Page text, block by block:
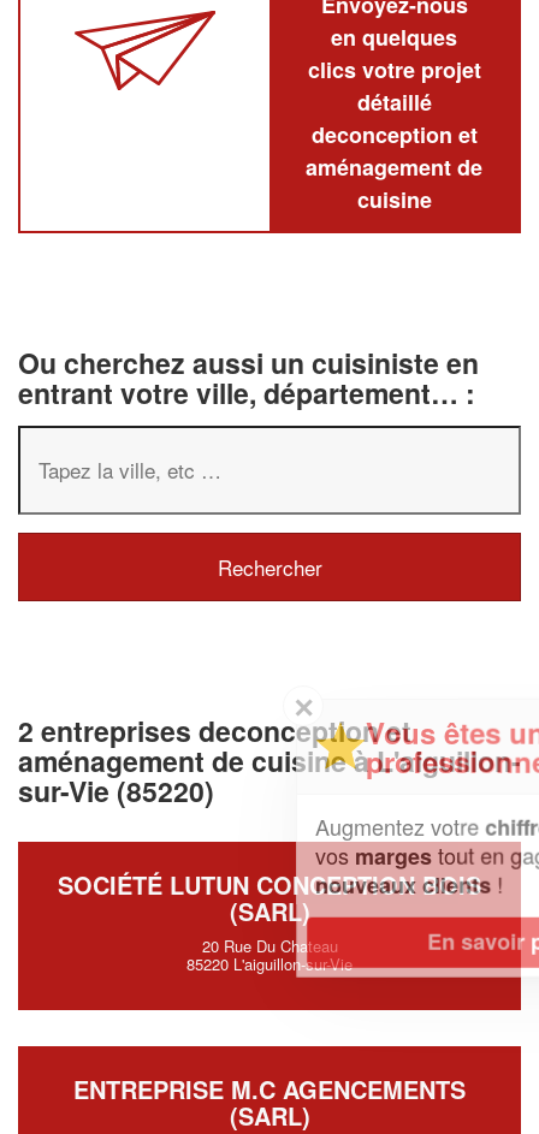
en quelques
clics votre projet
détaillé
deconception et
aménagement de
cuisine
Ou cherchez aussi un cuisiniste en
entrant votre ville, département… :
2 entreprises deconception et
aménagement de cuisine à L'aiguillon-
sur-Vie (85220)
SOCIÉTÉ LUTUN CONCEPTION BOIS
(SARL)
20 Rue Du Chateau
85220 L'aiguillon-sur-Vie
ENTREPRISE M.C AGENCEMENTS
(SARL)
Vous êtes un
professionnel ?
Augmentez votrechiffre d'affaireset
tout en gagnant de
nouveaux clients!
En savoir plus